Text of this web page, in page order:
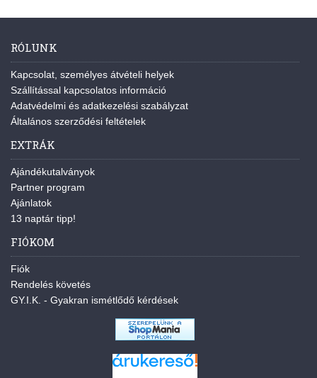
RÓLUNK
Kapcsolat, személyes átvételi helyek
Szállítással kapcsolatos információ
Adatvédelmi és adatkezelési szabályzat
Általános szerződési feltételek
EXTRÁK
Ajándékutalványok
Partner program
Ajánlatok
13 naptár tipp!
FIÓKOM
Fiók
Rendelés követés
GY.I.K. - Gyakran ismétlődő kérdések